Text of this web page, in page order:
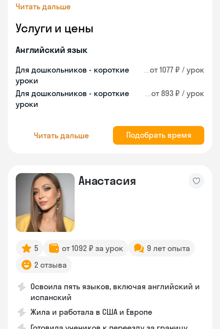
Читать дальше
Услуги и цены
Английский язык
Для дошкольников - короткие
уроки
от 1077 ₽ / урок
Для дошкольников - короткие
уроки
от 893 ₽ / урок
Читать дальше Подобрать время
Анастасия
5 от 1092 ₽ за урок
9 лет опыта
2 отзыва
Освоила пять языков, включая английский и
испанский
Жила и работала в США и Европе